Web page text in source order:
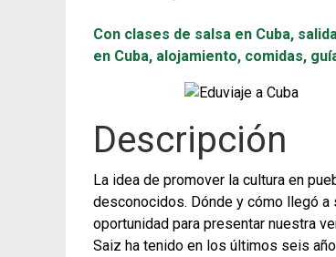
Con clases de salsa en Cuba,
en Cuba, alojamiento, comidas,
Descripción
La idea de promover la cultura en
desconocidos. Dónde y cómo llegó a
oportunidad para presentar nuestra
Saiz ha tenido en los últimos seis